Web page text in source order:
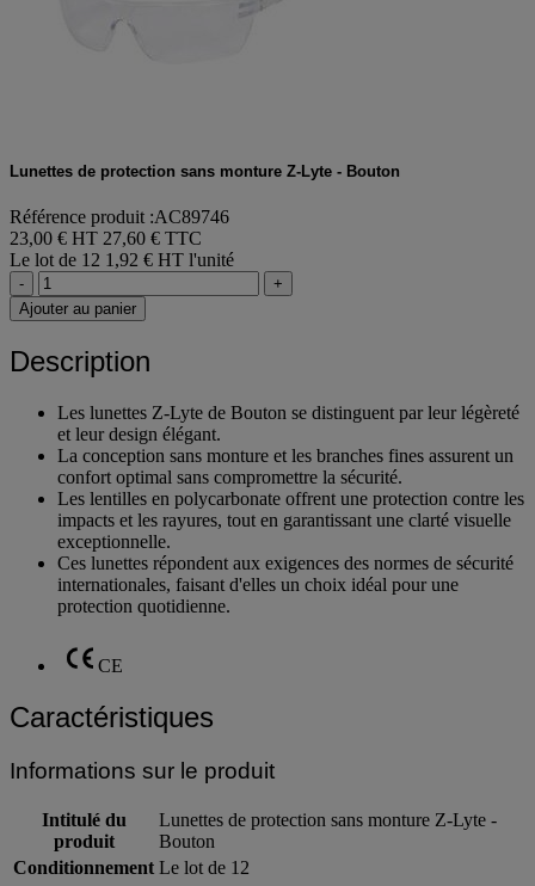
Lunettes de protection sans monture Z-Lyte - Bouton
Référence produit :AC89746
23,00 € HT 27,60 € TTC
Le lot de 12 1,92 € HT l'unité
-
+
Ajouter au panier
Description
Les lunettes Z-Lyte de Bouton se distinguent par leur légèreté
et leur design élégant.
La conception sans monture et les branches fines assurent un
confort optimal sans compromettre la sécurité.
Les lentilles en polycarbonate offrent une protection contre les
impacts et les rayures, tout en garantissant une clarté visuelle
exceptionnelle.
Ces lunettes répondent aux exigences des normes de sécurité
internationales, faisant d'elles un choix idéal pour une
protection quotidienne.
CE
Caractéristiques
Informations sur le produit
Intitulé du
produit
Lunettes de protection sans monture Z-Lyte -
Bouton
Conditionnement Le lot de 12